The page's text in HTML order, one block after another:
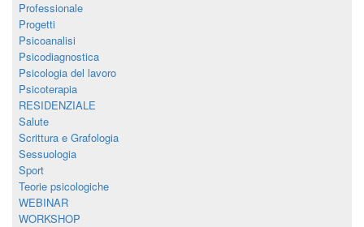
Professionale
Progetti
Psicoanalisi
Psicodiagnostica
Psicologia del lavoro
Psicoterapia
RESIDENZIALE
Salute
Scrittura e Grafologia
Sessuologia
Sport
Teorie psicologiche
WEBINAR
WORKSHOP